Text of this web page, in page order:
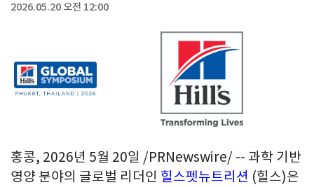
2026.05.20 오전 12:00
홍콩, 2026년 5월 20일 /PRNewswire/ -- 과학 기반
영양 분야의 글로벌 리더인 힐스펫뉴트리션 (힐스)은